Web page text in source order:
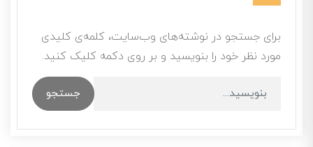
برای جستجو در نوشته‌های وب‌سایت، کلمه‌ی کلیدی
مورد نظر خود را بنویسید و بر روی دکمه کلیک کنید.
جستجو